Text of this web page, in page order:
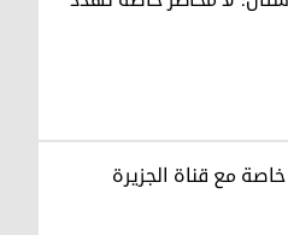
مع قناة الجزيرة